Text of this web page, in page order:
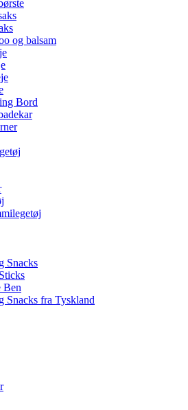
og balsam
Bord
Snacks
Ben
Snacks fra Tyskland